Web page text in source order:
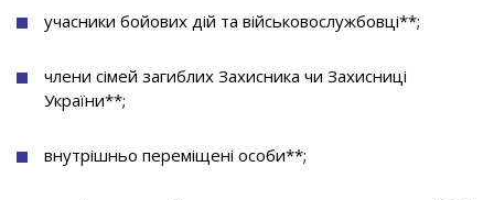
учасники бойових дій та військовослужбовці**;
члени сімей загиблих Захисника чи Захисниці
України**;
внутрішньо переміщені особи**;